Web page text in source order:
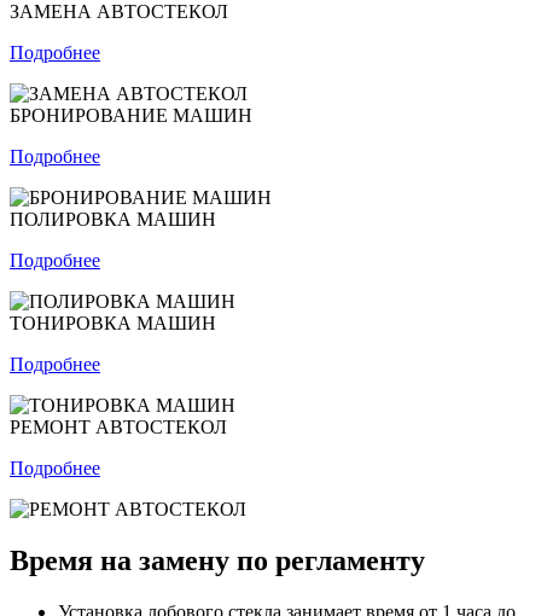
ЗАМЕНА АВТОСТЕКОЛ
Подробнее
БРОНИРОВАНИЕ МАШИН
Подробнее
ПОЛИРОВКА МАШИН
Подробнее
ТОНИРОВКА МАШИН
Подробнее
РЕМОНТ АВТОСТЕКОЛ
Подробнее
Время на замену по регламенту